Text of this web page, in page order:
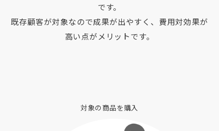
です。
既存顧客が対象なので成果が出やすく、費用対効果が
高い点がメリットです。
対象の商品を購入